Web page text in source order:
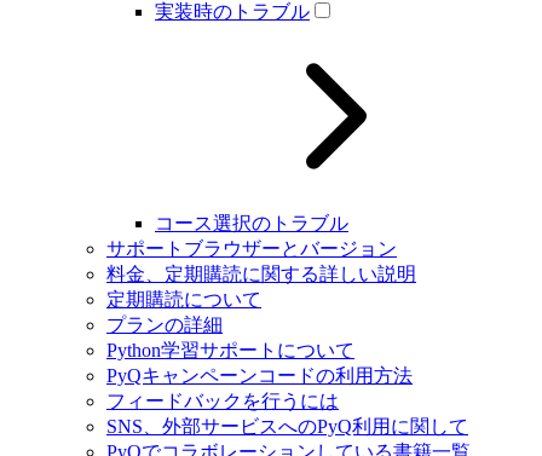
実装時のトラブル
コース選択のトラブル
サポートブラウザーとバージョン
料金、定期購読に関する詳しい説明
定期購読について
プランの詳細
Python学習サポートについて
PyQキャンペーンコードの利用方法
フィードバックを行うには
SNS、外部サービスへのPyQ利用に関して
PyQでコラボレーションしている書籍一覧